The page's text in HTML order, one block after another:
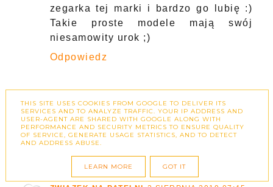
zegarka tej marki i bardzo go lubię :)
Takie proste modele mają swój
niesamowity urok ;)
Odpowiedz
Ten zegarek jest bardzo ładny!
Pozdrawiam :))
Odpowiedz
THIS SITE USES COOKIES FROM GOOGLE TO DELIVER ITS
SERVICES AND TO ANALYZE TRAFFIC. YOUR IP ADDRESS AND
USER-AGENT ARE SHARED WITH GOOGLE ALONG WITH
PERFORMANCE AND SECURITY METRICS TO ENSURE QUALITY
OF SERVICE, GENERATE USAGE STATISTICS, AND TO DETECT
AND ADDRESS ABUSE.
LEARN MORE GOT IT